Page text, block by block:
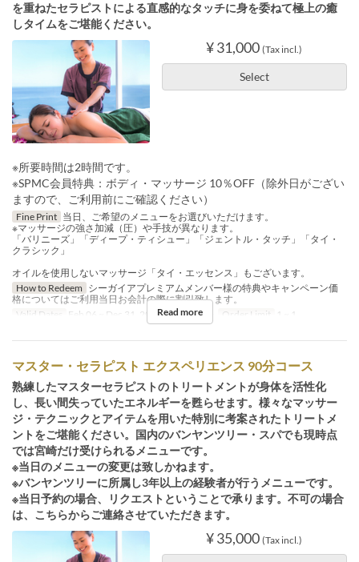
を重ねたセラピストによる直感的なタッチに身を委ねて極上の癒
しタイムをご堪能ください。
¥ 31,000 (Tax incl.)
Select
※所要時間は2時間です。
※SPMC会員特典：ボディ・マッサージ 10％OFF（除外日がござい
ますので、ご利用前にご確認ください）
Fine Print 当日、ご希望のメニューをお選びいただけます。
※マッサージの強さ加減（圧）や手技が異なります。
「バリニーズ」「ディープ・ティシュー」「ジェントル・タッチ」「タイ・
クラシック」
オイルを使用しないマッサージ「タイ・エッセンス」もございます。
How to Redeem シーガイアプレミアムメンバー様の特典やキャンペーン価
格についてはご利用当日お会計の際に割引致します。
Valid Dates
Feb 06 ~ Dec 31, 2027 Meals Tea Order Limit 1 ~ 1
Read more
マスター・セラピスト エクスペリエンス 90分コース
熟練したマスターセラピストのトリートメントが身体を活性化
し、長い間失っていたエネルギーを甦らせます。様々なマッサー
ジ・テクニックとアイテムを用いた特別に考案されたトリートメ
ントをご堪能ください。国内のバンヤンツリー・スパでも現時点
では宮崎だけ受けられるメニューです。
※当日のメニューの変更は致しかねます。
※バンヤンツリーに所属し3年以上の経験者が行うメニューです。
※当日予約の場合、リクエストということで承ります。不可の場合
は、こちらからご連絡させていただきます。
¥ 35,000 (Tax incl.)